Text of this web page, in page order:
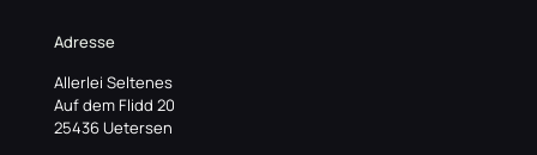
Adresse
Allerlei Seltenes
Auf dem Flidd 20
25436 Uetersen